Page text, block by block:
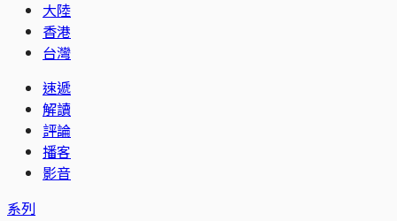
大陸
香港
台灣
速遞
解讀
評論
播客
影音
系列